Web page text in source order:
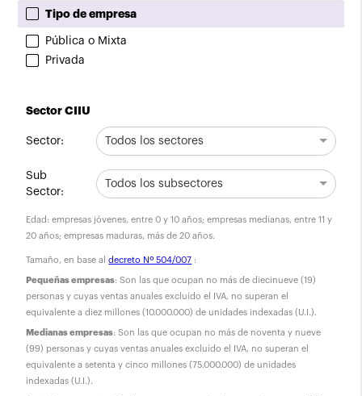
Tipo de empresa
Pública o Mixta
Privada
Sector CIIU
Sector: Todos los sectores
Sub
Sector:
Todos los subsectores
Edad: empresas jóvenes, entre 0 y 10 años; empresas medianas, entre 11 y
20 años; empresas maduras, más de 20 años.
Tamaño, en base aldecreto Nº 504/007 :
Pequeñas empresas: Son las que ocupan no más de diecinueve (19)
personas y cuyas ventas anuales excluído el IVA, no superan el
equivalente a diez millones (10.000.000) de unidades indexadas (U.I.).
Medianas empresas: Son las que ocupan no más de noventa y nueve
(99) personas y cuyas ventas anuales excluído el IVA, no superan el
equivalente a setenta y cinco millones (75.000.000) de unidades
indexadas (U.I.).